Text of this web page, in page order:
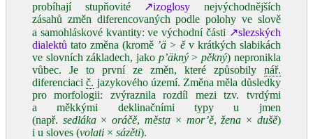
probíhají stupňovité
↗izoglosy nejvýchodnějších
zásahů změn diferencovaných podle polohy ve slově
a samohláskové kvantity: ve východní části ↗slezských
dialektů tato změna (kromě ’ä > ěv krátkých slabikách
ve slovních základech, jako p’äkný>pěkný) nepronikla
vůbec. Je to první ze změn, které způsobily nář.
diferenciacič. jazykového území. Změna měla důsledky
pro morfologii: zvýraznila rozdíl mezi tzv. tvrdými
a měkkými deklinačními typy u jmen
(např. sedláka×oráčě, města × mor’ě,žena × dušě)
i u sloves (volati × sázěti).